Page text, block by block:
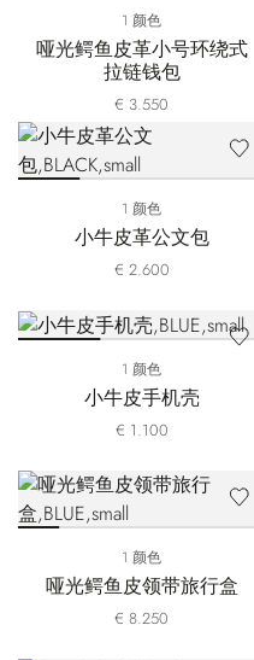
1 颜色
哑光鳄鱼皮革小号环绕式
拉链钱包
€ 3.550
1 颜色
小牛皮革公文包
€ 2.600
1 颜色
小牛皮手机壳
€ 1.100
1 颜色
哑光鳄鱼皮领带旅行盒
€ 8.250